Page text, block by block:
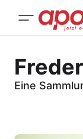
Eine